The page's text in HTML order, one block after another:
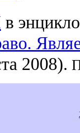
в
2008).